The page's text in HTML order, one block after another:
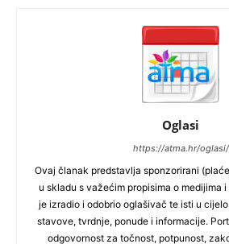
Oglasi
https://atma.hr/oglasi/
Ovaj članak predstavlja sponzorirani
u skladu s važećim propisima o medijima
je izradio i odobrio oglašivač te isti u
stavove, tvrdnje, ponude i informacije.
odgovornost za točnost, potpunost,